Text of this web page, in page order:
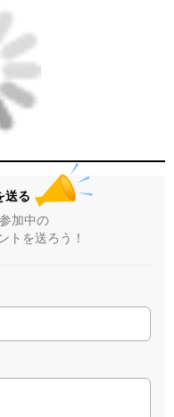
送る
加中の
トを送ろう！